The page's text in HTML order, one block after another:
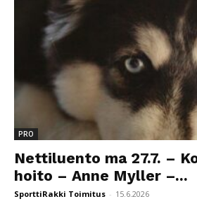
PRO
Nettiluento ma 27.7. –
hoito – Anne Myller –...
SporttiRakki Toimitus - 15.6.2026